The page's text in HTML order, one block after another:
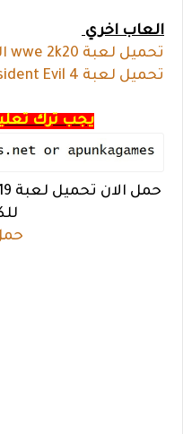
العاب اخري
تحميل لعبة wwe 2k20 المصارعة الحرة 2020
تحميل لعبة Resident Evil 4
يجب ترك